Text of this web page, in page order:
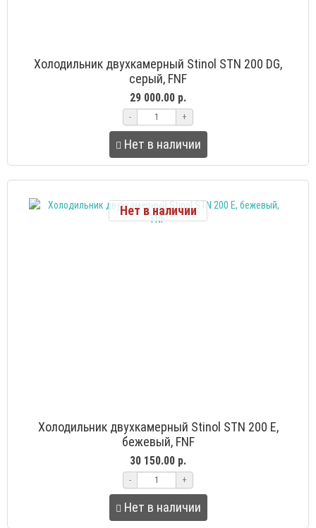
Холодильник двухкамерный Stinol STN 200 DG,
серый, FNF
29 000.00 р.
- +
Нет в наличии
Нет в наличии
Холодильник двухкамерный Stinol STN 200 E,
бежевый, FNF
30 150.00 р.
- +
Нет в наличии